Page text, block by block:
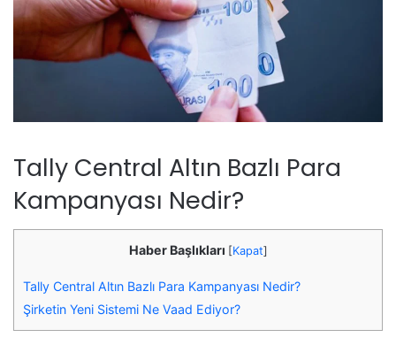
Tally Central Altın Bazlı Para
Kampanyası Nedir?
Haber Başlıkları [Kapat]
Tally Central Altın Bazlı Para Kampanyası Nedir?
Şirketin Yeni Sistemi Ne Vaad Ediyor?